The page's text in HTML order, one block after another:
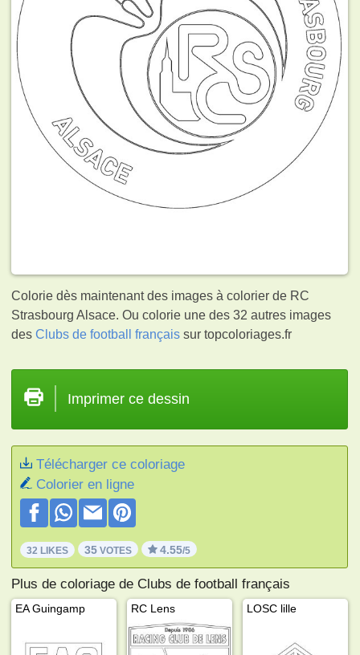
Colorie dès maintenant des images à colorier de RC
Strasbourg Alsace. Ou colorie une des 32 autres images
desClubs de football français sur topcoloriages.fr
Imprimer ce dessin
Télécharger ce coloriage
Colorier en ligne
32 LIKES 35 VOTES 4.55/5
Plus de coloriage de Clubs de football français
EA Guingamp RC Lens LOSC lille